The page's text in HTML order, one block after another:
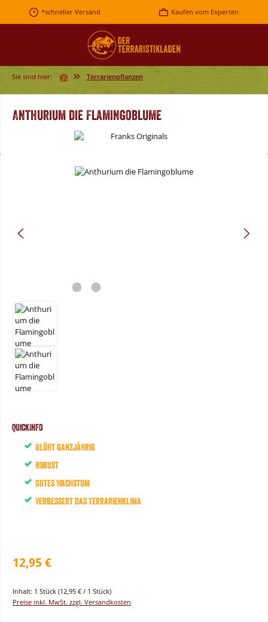
Zum Hauptinhalt springen
*schneller Versand Kaufen vom Experten
Sie sind hier: Terrarienpflanzen
Anthurium die Flamingoblume
Bildergalerie überspringen
QuickInfo
Blüht ganzjährig
Robust
Gutes Wachstum
Verbessert das Terrarienklima
12,95 €
Inhalt: 1 Stück (12,95 € / 1 Stück)
Preise inkl. MwSt. zzgl. Versandkosten